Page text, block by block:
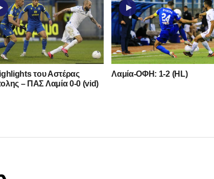
του Αστέρας
– ΠΑΣ Λαμία 0-0 (vid)
Λαμία-ΟΦΗ: 1-2 (HL)